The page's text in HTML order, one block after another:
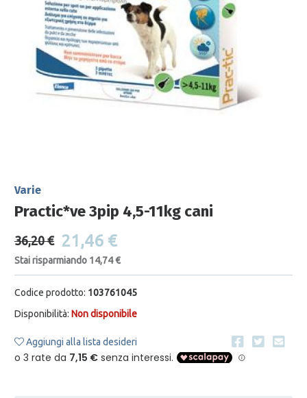
Varie
Practic*ve 3pip 4,5-11kg cani
36,20 € 21,46 €
Stai risparmiando 14,74 €
Codice prodotto: 103761045
Disponibilità: Non disponibile
Aggiungi alla lista desideri